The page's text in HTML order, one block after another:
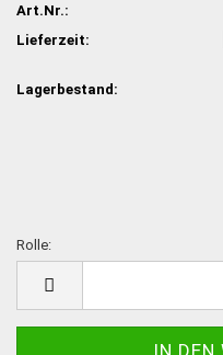
Art.Nr.:
Lieferzeit:
Lagerbestand:
Rolle: